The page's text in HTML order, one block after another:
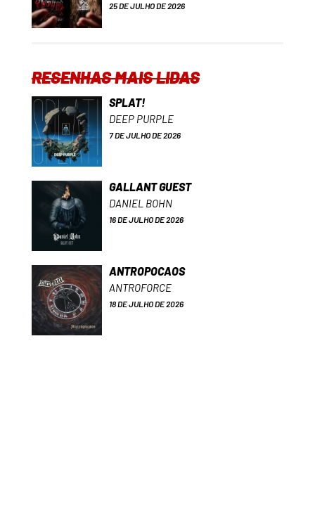
25 DE JULHO DE 2026
RESENHAS MAIS LIDAS
SPLAT!
DEEP PURPLE
7 DE JULHO DE 2026
GALLANT GUEST
DANIEL BOHN
16 DE JULHO DE 2026
ANTROPOCAOS
ANTROFORCE
18 DE JULHO DE 2026